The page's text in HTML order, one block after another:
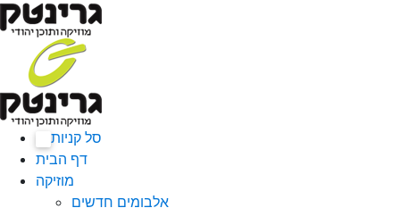
סל קניות
דף הבית
מוזיקה
אלבומים חדשים